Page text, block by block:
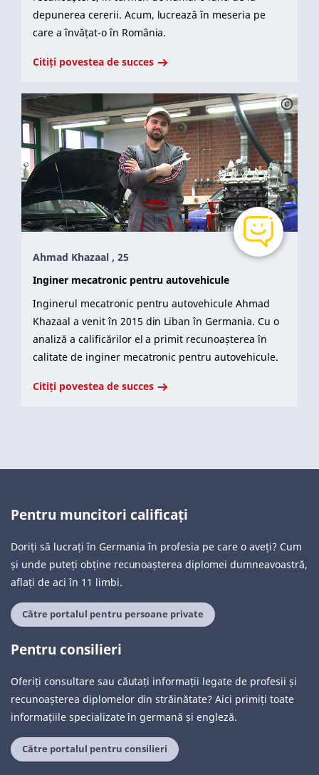
depunerea cererii. Acum, lucrează în meseria pe
care a învățat-o în România.
Citiți povestea de succes
Ahmad Khazaal , 25
Inginer mecatronic pentru autovehicule
Inginerul mecatronic pentru autovehicule Ahmad
Khazaal a venit în 2015 din Liban în Germania. Cu o
analiză a calificărilor el a primit recunoașterea în
calitate de inginer mecatronic pentru autovehicule.
Citiți povestea de succes
Pentru muncitori calificați
Doriți să lucrați în Germania în profesia pe care o aveți? Cum
și unde puteți obține recunoașterea diplomei dumneavoastră,
aflați de aci în 11 limbi.
Către portalul pentru persoane private
Pentru consilieri
Oferiți consultare sau căutați informații legate de profesii și
recunoașterea diplomelor din străinătate? Aici primiți toate
informațiile specializate în germană și engleză.
Către portalul pentru consilieri